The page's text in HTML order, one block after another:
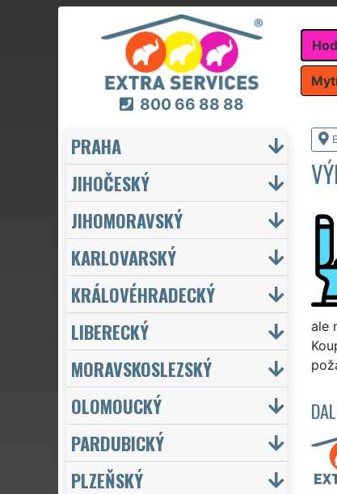
800 66 88 88
ale
PRAHA
JIHOČESKÝ
JIHOMORAVSKÝ
KARLOVARSKÝ
KRÁLOVÉHRADECKÝ
LIBERECKÝ
MORAVSKOSLEZSKÝ
OLOMOUCKÝ
PARDUBICKÝ
PLZEŇSKÝ